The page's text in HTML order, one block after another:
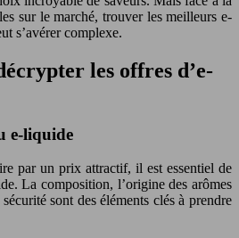
sur le marché, trouver les meilleurs e-
s’avérer complexe.
les offres d’e-
e-liquide
par un prix attractif, il est essentiel de
La composition, l’origine des arômes
sont des éléments clés à prendre